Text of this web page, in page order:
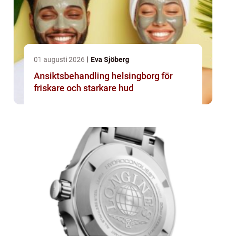
01 augusti 2026 Eva Sjöberg
Ansiktsbehandling helsingborg för
friskare och starkare hud